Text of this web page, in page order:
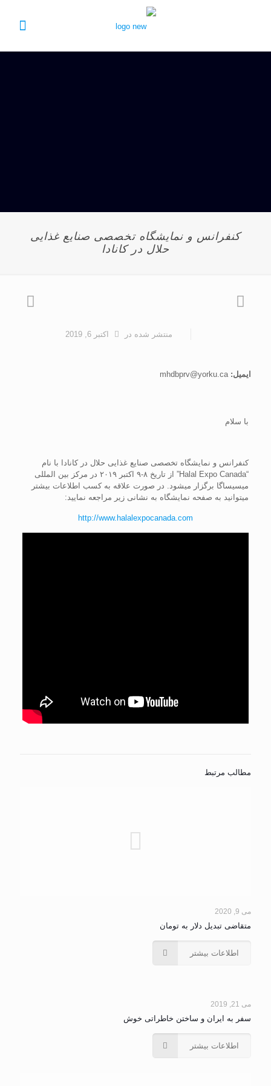
کنفرانس و نمایشگاه تخصصی صنایع غذایی
حلال در کانادا
منتشر شده در اکتبر 6, 2019
ایمیل: mhdbprv@yorku.ca
با سلام
کنفرانس و نمایشگاه تخصصی صنایع غذایی حلال در کانادا با نام
“Halal Expo Canada” از تاریخ ۸-۹ اکتبر ۲۰۱۹ در مرکز بین المللی
میسیساگا برگزار میشود. در صورت علاقه به کسب اطلاعات بیشتر
میتوانید به صفحه نمایشگاه به نشانی زیر مراجعه نمایید:
http://www.halalexpocanada.com
مطالب مرتبط
می 9, 2020
متقاضی تبدیل دلار به تومان
اطلاعات بیشتر
می 21, 2019
سفر به ایران و ساختن خاطراتی خوش
اطلاعات بیشتر